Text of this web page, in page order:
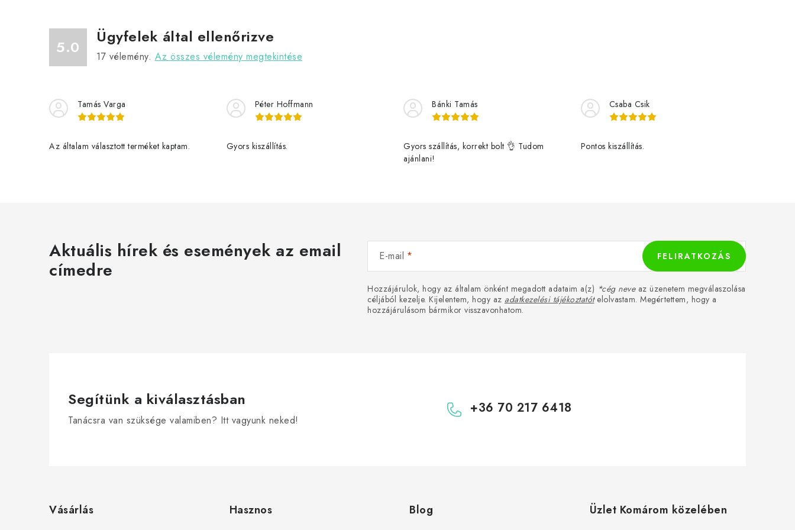
5.0
Ügyfelek által ellenőrizve
17 vélemény. Az összes vélemény megtekintése
Tamás Varga
Az általam választott terméket kaptam.
Péter Hoffmann
Gyors kiszállítás.
Bánki Tamás
Gyors szállítás, korrekt bolt 👌 Tudom
ajánlani!
Csaba Csik
Pontos kiszállítás.
Aktuális hírek és események az email
címedre
E-mail
Hozzájárulok, hogy az általam önként megadott adataim a(z) *cég neveaz üzenetem megválaszolása
céljából kezelje. Kijelentem, hogy az adatkezelési tájékoztatótelolvastam. Megértettem, hogy a
hozzájárulásom bármikor visszavonhatom.
FELIRATKOZÁS
Segítünk a kiválasztásban
Tanácsra van szüksége valamiben? Itt vagyunk neked!
+36 70 217 6418
Vásárlás Hasznos Blog Üzlet Komárom közelében